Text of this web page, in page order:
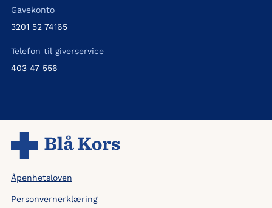
Gavekonto
3201 52 74165
Telefon til giverservice
403 47 556
Åpenhetsloven
Personvernerklæring